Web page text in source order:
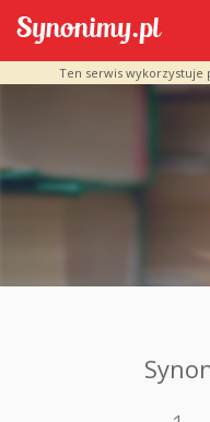
Ten serwis wykorzystuje